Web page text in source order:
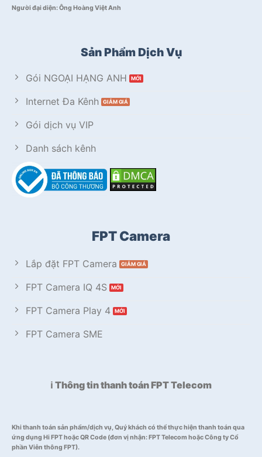
Người đại diện: Ông Hoàng Việt Anh
Sản Phẩm Dịch Vụ
Gói NGOẠI HẠNG ANH
Internet Đa Kênh
Gói dịch vụ VIP
Danh sách kênh
FPT Camera
Lắp đặt FPT Camera
FPT Camera IQ 4S
FPT Camera Play 4
FPT Camera SME
ℹ️ Thông tin thanh toán FPT Telecom
Khi thanh toán sản phẩm/dịch vụ, Quý khách có thể thực hiện thanh toán qua
ứng dụng Hi FPT hoặc QR Code (đơn vị nhận: FPT Telecom hoặc Công ty Cổ
phần Viễn thông FPT).